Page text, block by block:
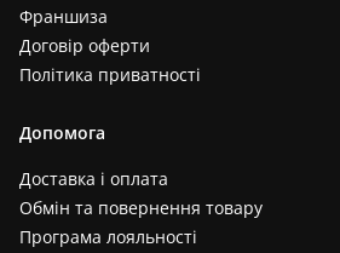
Франшиза
Договір оферти
Політика приватності
Допомога
Доставка і оплата
Обмін та повернення товару
Програма лояльності